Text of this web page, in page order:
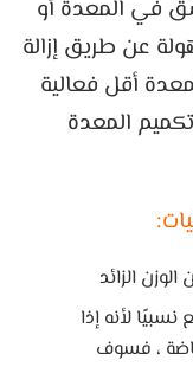
في المعدة أو
عن طريق إزالة
أقل فعالية
المعدة
لأنه إذا
، فسوف